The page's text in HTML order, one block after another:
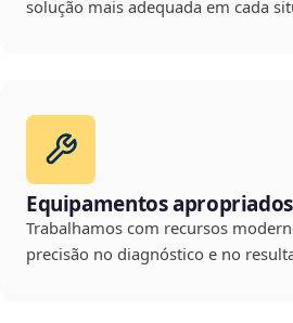
solução mais adequada em cada
Equipamentos apropriados
Trabalhamos com recursos
precisão no diagnóstico e no